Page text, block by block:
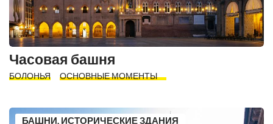
Часовая башня
БОЛОНЬЯ ОСНОВНЫЕ МОМЕНТЫ
БАШНИ, ИСТОРИЧЕСКИЕ ЗДАНИЯ